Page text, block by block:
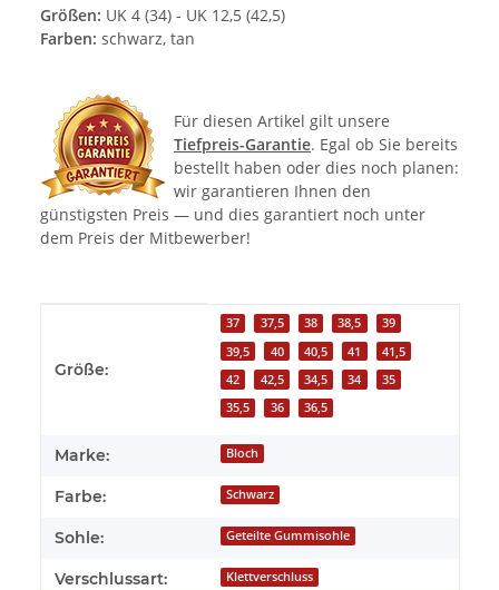
Größen: UK 4 (34) - UK 12,5 (42,5)
Farben: schwarz, tan
Für diesen Artikel gilt unsere
Tiefpreis-Garantie. Egal ob Sie bereits
bestellt haben oder dies noch planen:
wir garantieren Ihnen den
günstigsten Preis — und dies garantiert noch unter
dem Preis der Mitbewerber!
Größe:
37 37,5 38 38,5
39
39,5
40 40,5 41
41,5
42
42,5 34,5 34
35
35,5
36 36,5
Marke: Bloch
Farbe: Schwarz
Sohle: Geteilte Gummisohle
Verschlussart: Klettverschluss